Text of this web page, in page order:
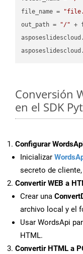
file_name =
out_path =
"/" +
Conversión
en el SDK
Configurar
Inicializar
secreto de cliente,
Convertir WEB a
Crear una
archivo local y el
Usar WordsApi
HTML.
Convertir HTML a